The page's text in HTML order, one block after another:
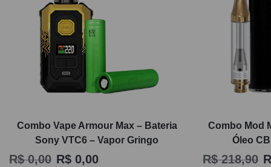
Combo Vape Armour Max – Bateria
Sony VTC6 – Vapor Gringo
R$0,00 R$ 0,00
Combo Mod
Óleo
R$218,90